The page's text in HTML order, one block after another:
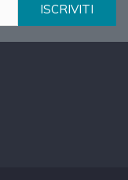
ISCRIVITI